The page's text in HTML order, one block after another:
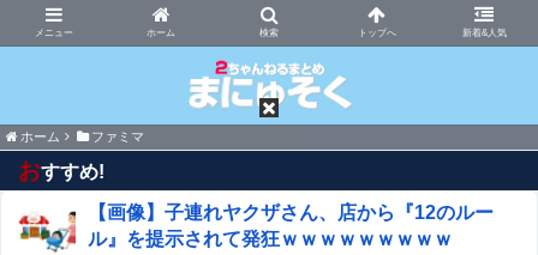
ホーム 新着&人気
まにゅそく 2chまとめニュース速報VIP
ホーム ファミマ
おすすめ!
【画像】子連れヤクザさん、店から『12のルー
ル』を提示されて発狂ｗｗｗｗｗｗｗｗｗ